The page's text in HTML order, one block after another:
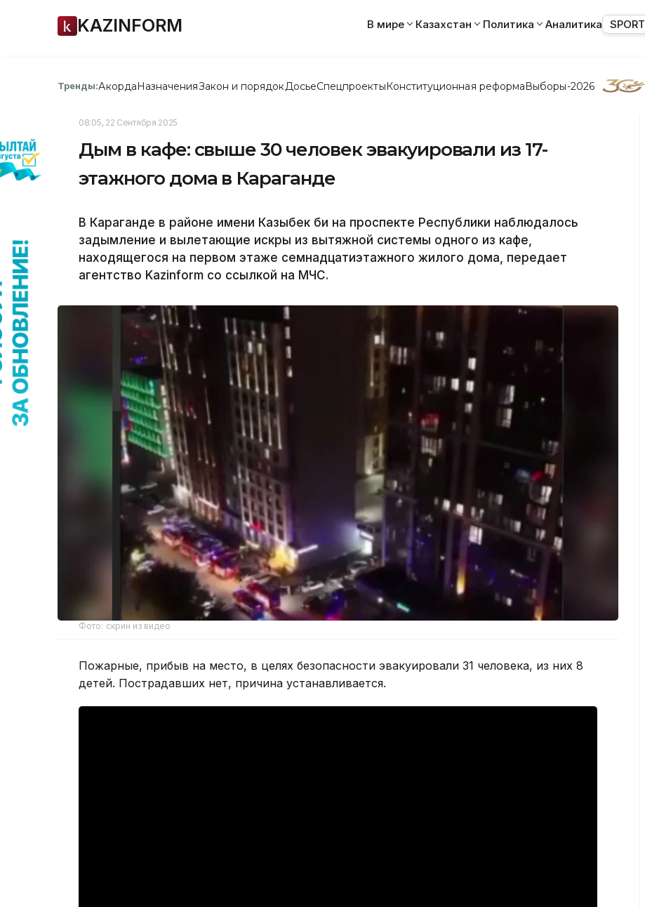
KAZINFORM В мире Казахстан Политика Аналитика SPORT
Тренды:АкордаНазначенияЗакон и порядок ДосьеСпецпроектыКонституционная реформаВыборы-2026
08:05, 22 Сентября 2025
Дым в кафе: свыше 30 человек эвакуировали из 17-
этажного дома в Караганде
В Караганде в районе имени Казыбек би на проспекте Республики наблюдалось
задымление и вылетающие искры из вытяжной системы одного из кафе,
находящегося на первом этаже семнадцатиэтажного жилого дома, передает
агентство Kazinform cо ссылкой на МЧС.
Фото: скрин из видео
Пожарные, прибыв на место, в целях безопасности эвакуировали 31 человека, из них 8
детей. Пострадавших нет, причина устанавливается.